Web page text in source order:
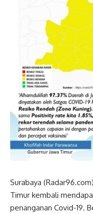
Surabaya
Timur kembali
penanganan Covid-19.